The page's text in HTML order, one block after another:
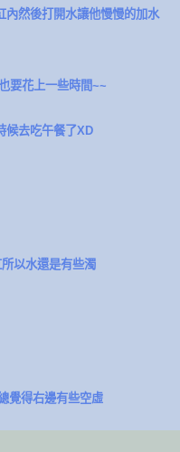
內然後打開水讓他慢慢的加水
要花上一些時間~~
候去吃午餐了XD
以水還是有些濁
覺得右邊有些空虛